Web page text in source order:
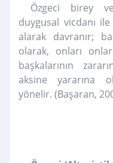
Özgeci birey
duygusal vicdanı
alarak davranır;
olarak, onları
başkalarının
aksine yararına
yönelir. (Başaran,